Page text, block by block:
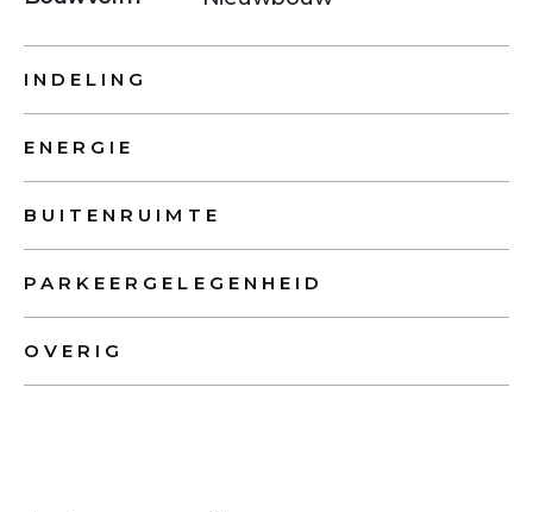
INDELING
ENERGIE
BUITENRUIMTE
PARKEERGELEGENHEID
OVERIG